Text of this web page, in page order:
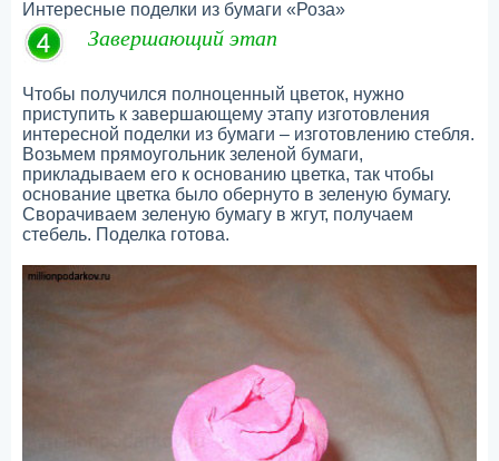
Интересные поделки из бумаги «Роза»
Завершающий этап
Чтобы получился полноценный цветок, нужно
приступить к завершающему этапу изготовления
интересной поделки из бумаги – изготовлению стебля.
Возьмем прямоугольник зеленой бумаги,
прикладываем его к основанию цветка, так чтобы
основание цветка было обернуто в зеленую бумагу.
Сворачиваем зеленую бумагу в жгут, получаем
стебель. Поделка готова.